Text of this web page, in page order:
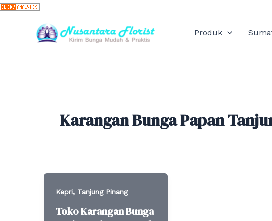
Skip
content
Produk
Karangan Bunga Papan
Kepri, Tanjung Pinang
Toko Karangan Bunga